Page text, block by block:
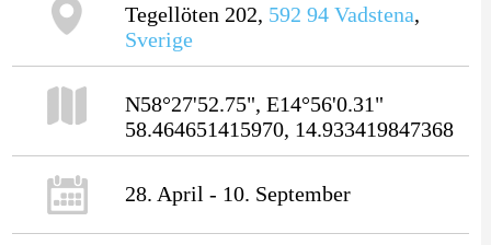
Tegellöten 202, 592 94 Vadstena,
Sverige
N58°27'52.75", E14°56'0.31"
58.464651415970, 14.933419847368
28. April - 10. September